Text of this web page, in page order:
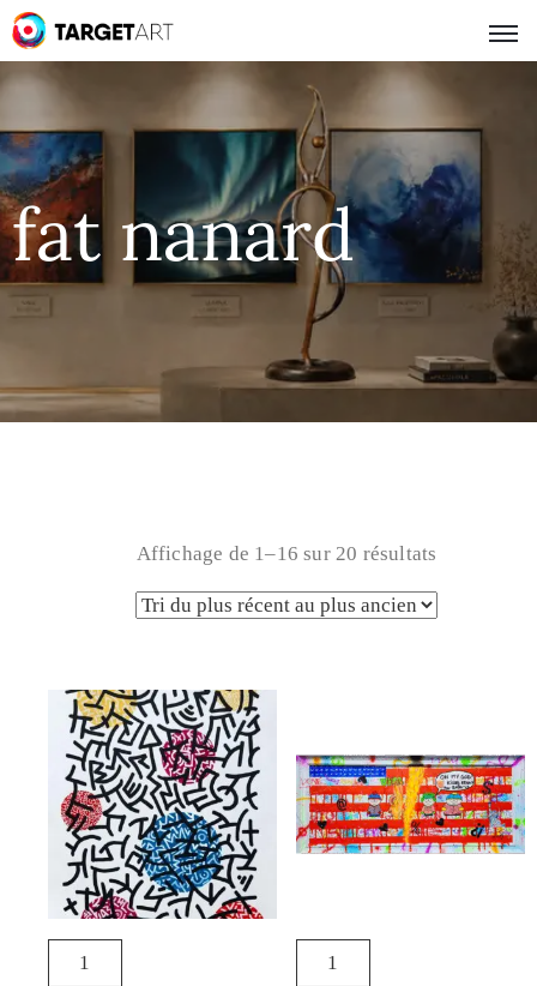
fat nanard
Affichage de 1–16 sur 20 résultats